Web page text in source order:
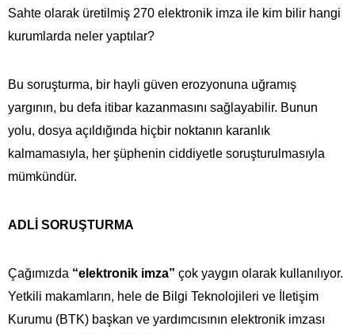
Sahte olarak üretilmiş 270 elektronik imza ile kim bilir hangi
kurumlarda neler yaptılar?
Bu soruşturma, bir hayli güven erozyonuna uğramış
yargının, bu defa itibar kazanmasını sağlayabilir. Bunun
yolu, dosya açıldığında hiçbir noktanın karanlık
kalmamasıyla, her şüphenin ciddiyetle soruşturulmasıyla
mümkündür.
ADLİ SORUŞTURMA
Çağımızda “elektronik imza” çok yaygın olarak kullanılıyor.
Yetkili makamların, hele de Bilgi Teknolojileri ve İletişim
Kurumu (BTK) başkan ve yardımcısının elektronik imzası